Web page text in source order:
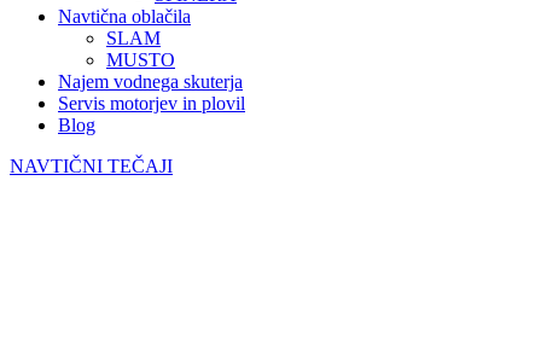
Navtična oblačila
SLAM
MUSTO
Najem vodnega skuterja
Servis motorjev in plovil
Blog
NAVTIČNI TEČAJI